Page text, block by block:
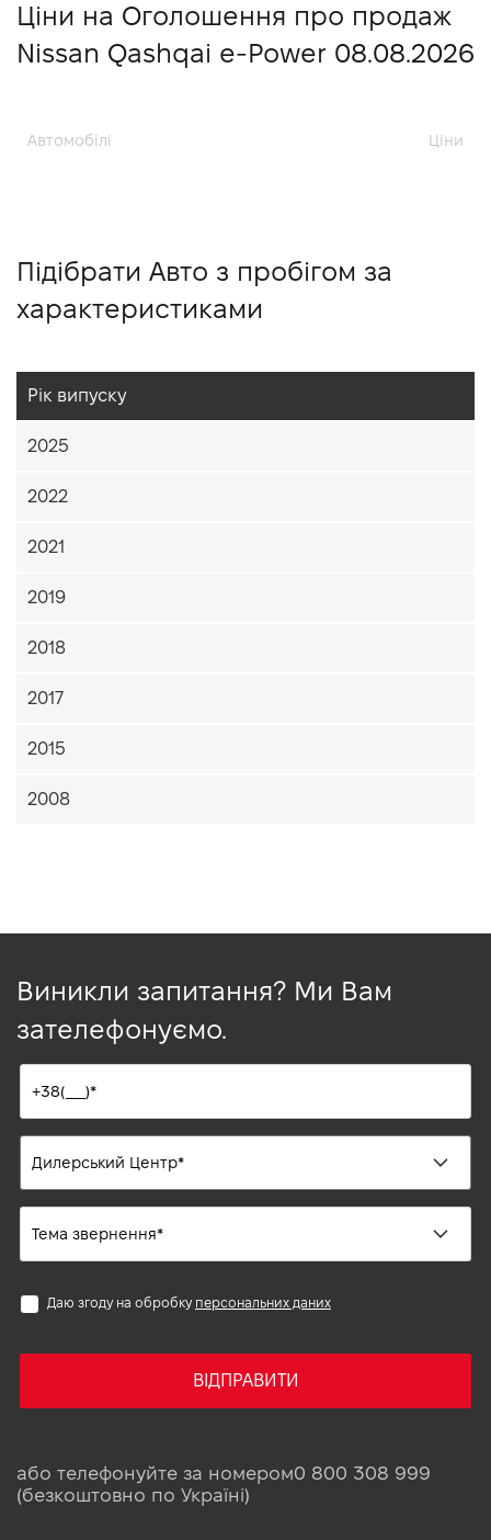
Ціни на Оголошення про продаж
Nissan Qashqai e-Power 08.08.2026
Автомобілі Ціни
Підібрати Авто з пробігом за
характеристиками
Рік випуску
2025
2022
2021
2019
2018
2017
2015
2008
Виникли запитання? Ми Вам
зателефонуємо.
Даю згоду на обробку персональних даних
ВІДПРАВИТИ
або телефонуйте за номером0 800 308 999
(безкоштовно по Україні)